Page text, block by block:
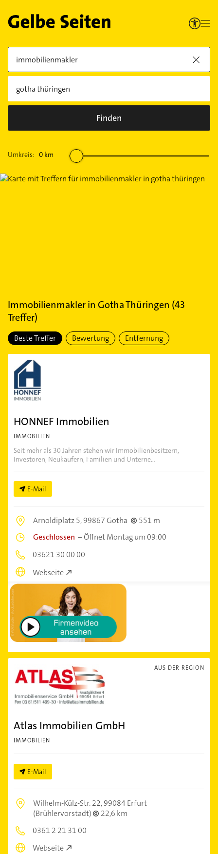
Finden
Umkreis: 0 km
Immobilienmaklerin Gotha Thüringen (43
Treffer)
Beste Treffer Bewertung Entfernung
HONNEF Immobilien
IMMOBILIEN
Seit mehr als 30 Jahren stehen wir Immobilienbesitzern,
Investoren, Neukäufern, Familien und Unterne...
E-Mail
Arnoldiplatz 5,99867 Gotha
551 m
Geschlossen –Öffnet Montag um 09:00
03621 30 00 00
Webseite
AUS DER REGION
Atlas Immobilien GmbH
IMMOBILIEN
E-Mail
Wilhelm-Külz-Str. 22,99084 Erfurt
(Brühlervorstadt)
22,6 km
0361 2 21 31 00
Webseite